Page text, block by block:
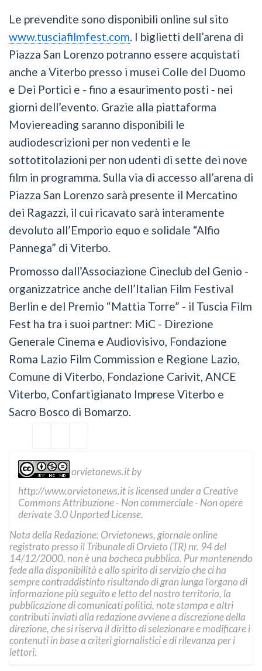
Le prevendite sono disponibili online sul sito
www.tusciafilmfest.com. I biglietti dell’arena di
Piazza San Lorenzo potranno essere acquistati
anche a Viterbo presso i musei Colle del Duomo
e Dei Portici e - fino a esaurimento posti - nei
giorni dell’evento. Grazie alla piattaforma
Moviereading saranno disponibili le
audiodescrizioni per non vedenti e le
sottotitolazioni per non udenti di sette dei nove
film in programma. Sulla via di accesso all’arena di
Piazza San Lorenzo sarà presente il Mercatino
dei Ragazzi, il cui ricavato sarà interamente
devoluto all’Emporio equo e solidale “Alfio
Pannega” di Viterbo.
Promosso dall’Associazione Cineclub del Genio -
organizzatrice anche dell’Italian Film Festival
Berlin e del Premio “Mattia Torre” - il Tuscia Film
Fest ha tra i suoi partner: MiC - Direzione
Generale Cinema e Audiovisivo, Fondazione
Roma Lazio Film Commission e Regione Lazio,
Comune di Viterbo, Fondazione Carivit, ANCE
Viterbo, Confartigianato Imprese Viterbo e
Sacro Bosco di Bomarzo.
orvietonews.itby
http://www.orvietonews.itis licensed under a Creative
Commons Attribuzione - Non commerciale - Non opere
derivate 3.0 Unported License.
Nota della Redazione: Orvietonews, giornale online
registrato presso il Tribunale di Orvieto (TR) nr. 94 del
14/12/2000, non è una bacheca pubblica. Pur mantenendo
fede alla disponibilità e allo spirito di servizio che ci ha
sempre contraddistinto risultando di gran lunga l’organo di
informazione più seguito e letto del nostro territorio, la
pubblicazione di comunicati politici, note stampa e altri
contributi inviati alla redazione avviene a discrezione della
direzione, che si riserva il diritto di selezionare e modificare i
contenuti in base a criteri giornalistici e di rilevanza per i
lettori.